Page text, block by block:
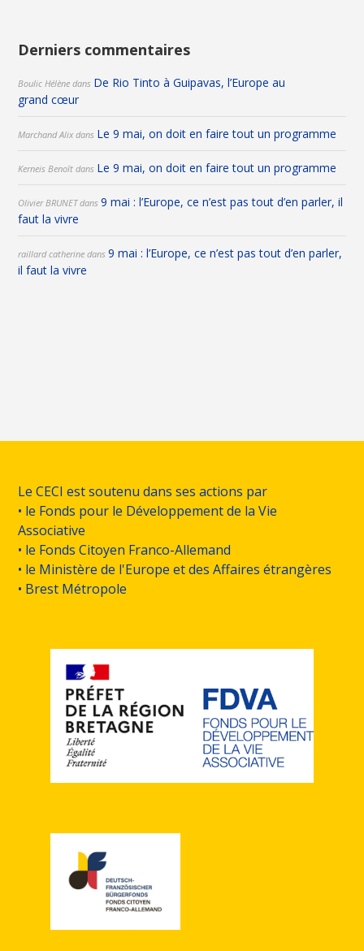
Derniers commentaires
Boulic Hélène dans De Rio Tinto à Guipavas, l’Europe au
grand cœur
Marchand Alix dans Le 9 mai, on doit en faire tout un programme
Kerneis Benoît dans Le 9 mai, on doit en faire tout un programme
Olivier BRUNETdans9 mai : l’Europe, ce n’est pas tout d’en parler, il
faut la vivre
raillard catherine dans9 mai : l’Europe, ce n’est pas tout d’en parler,
il faut la vivre
Le CECI est soutenu dans ses actions par
• le Fonds pour le Développement de la Vie
Associative
• le Fonds Citoyen Franco-Allemand
• le Ministère de l'Europe et des Affaires étrangères
• Brest Métropole